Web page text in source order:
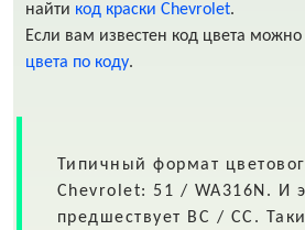
найти код краски Chevrolet.
Если вам известен код цвета можно
цвета по коду.
Типичный формат
Chevrolet: 51 / WA316N. И
предшествует BC / CC.